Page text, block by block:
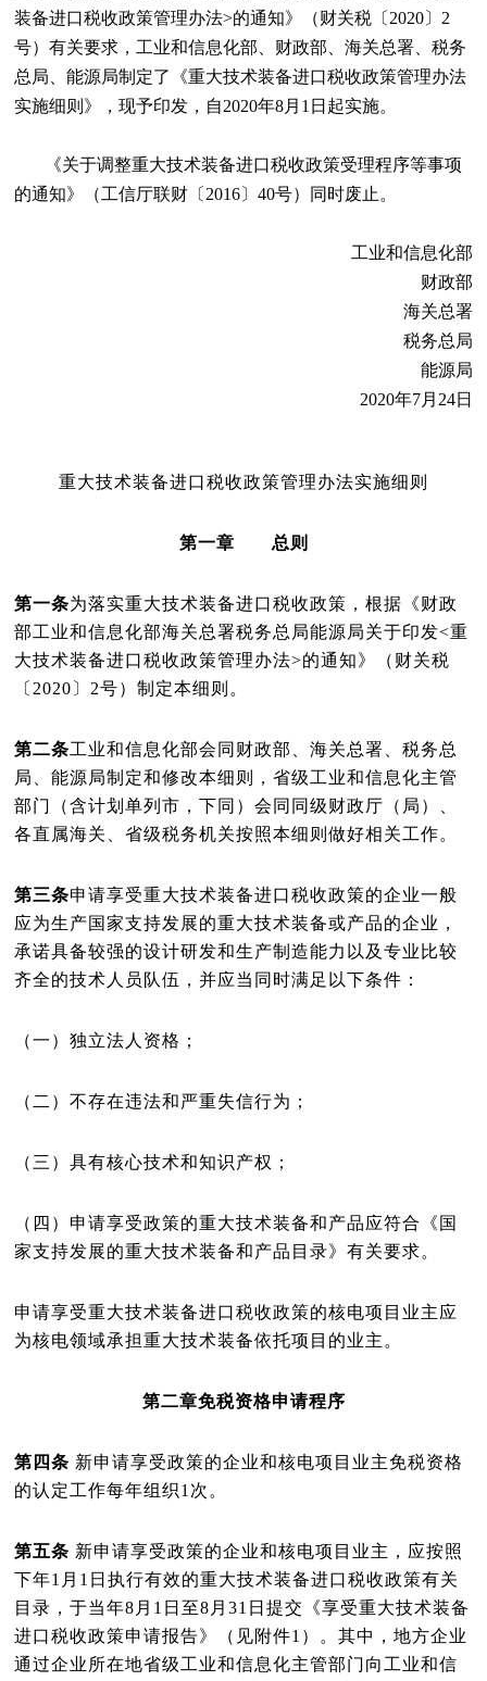
装备进口税收政策管理办法>的通知》（财关税〔 2020〕 2
号）有关要求，工业和信息化部、财政部、海关总署、税务
总局、能源局制定了《重大技术装备进口税收政策管理办法
实施细则》，现予印发，自2020年8月 1 日起实施。
《关于调整重大技术装备进口税收政策受理程序等事项
的通知》（工信厅联财〔 2016〕40号）同时废止。
工业和信息化部
财政部
海关总署
税务总局
能源局
2020年7月 24日
重大技术装备进口税收政策管理办法实施细则
第一章 总则
第一条为落实重大技术装备进口税收政策，根据《财政
部工业和信息化部海关总署税务总局能源局关于印发<重
大技术装备进口税收政策管理办法>的通知》（财关税
〔 2020 〕 2号）制定本细则。
第二条工业和信息化部会同财政部、海关总署、税务总
局、能源局制定和修改本细则，省级工业和信息化主管
部门（含计划单列市，下同）会同同级财政厅（局）、
各直属海关、省级税务机关按照本细则做好相关工作。
第三条申请享受重大技术装备进口税收政策的企业一般
应为生产国家支持发展的重大技术装备或产品的企业，
承诺具备较强的设计研发和生产制造能力以及专业比较
齐全的技术人员队伍，并应当同时满足以下条件：
（一）独立法人资格；
（二）不存在违法和严重失信行为；
（三）具有核心技术和知识产权；
（四）申请享受政策的重大技术装备和产品应符合《国
家支持发展的重大技术装备和产品目录》有关要求。
申请享受重大技术装备进口税收政策的核电项目业主应
为核电领域承担重大技术装备依托项目的业主。
第二章免税资格申请程序
第四条 新申请享受政策的企业和核电项目业主免税资格
的认定工作每年组织1 次。
第五条 新申请享受政策的企业和核电项目业主，应按照
下年1 月 1 日执行有效的重大技术装备进口税收政策有关
目录，于当年8 月 1 日至8 月31 日提交《享受重大技术装备
进口税收政策申请报告》（见附件1 ）。其中，地方企业
通过企业所在地省级工业和信息化主管部门向工业和信